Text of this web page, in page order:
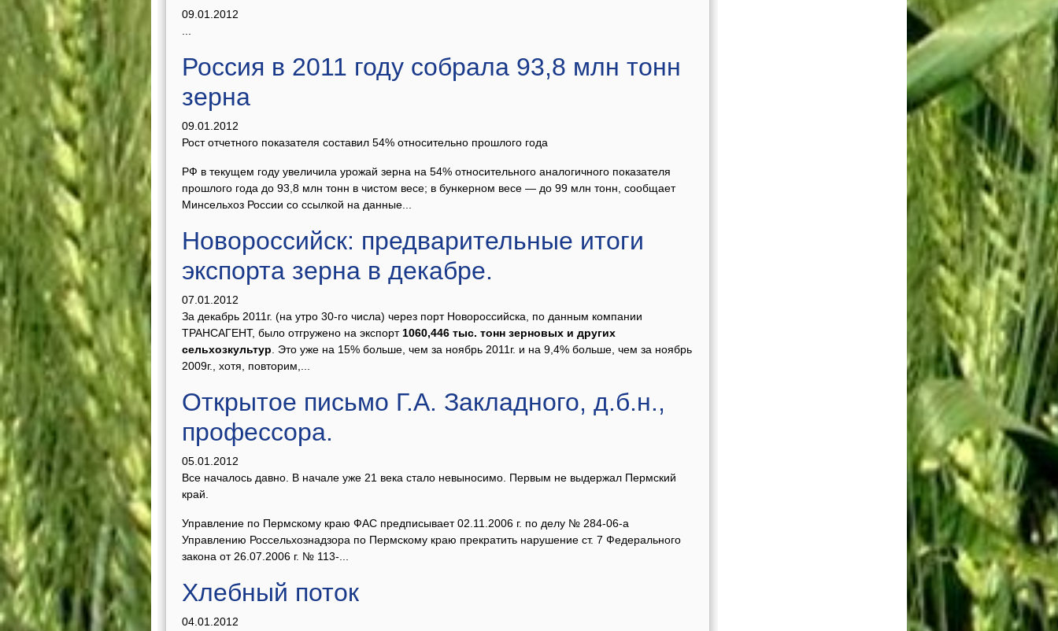
09.01.2012
Россия в 2011 году собрала 93,8 млн тонн
зерна
09.01.2012
Рост отчетного показателя составил 54% относительно прошлого года
РФ в текущем году увеличила урожай зерна на 54% относительного аналогичного показателя
прошлого года до 93,8 млн тонн в чистом весе; в бункерном весе — до 99 млн тонн, сообщает
Минсельхоз России со ссылкой на данные...
Новороссийск: предварительные итоги
экспорта зерна в декабре.
07.01.2012
За декабрь 2011г. (на утро 30-го числа) через порт Новороссийска, по данным компании
ТРАНСАГЕНТ, было отгружено на экспорт 1060,446 тыс. тонн зерновых и других
сельхозкультур . Это уже на 15% больше, чем за ноябрь 2011г. и на 9,4% больше, чем за ноябрь
2009г., хотя, повторим,...
Открытое письмо Г.А. Закладного, д.б.н.,
профессора.
05.01.2012
Все началось давно. В начале уже 21 века стало невыносимо. Первым не выдержал Пермский
край.
Управление по Пермскому краю ФАС предписывает 02.11.2006 г. по делу № 284-06-а
Управлению Россельхознадзора по Пермскому краю прекратить нарушение ст. 7 Федерального
закона от 26.07.2006 г. № 113-...
Хлебный поток
04.01.2012